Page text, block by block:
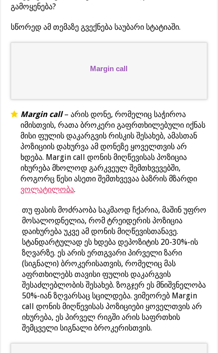
გამოყენება?
სწორედ ამ თემაზე გვექნება საუბარი სტატიაში.
Margin call
Margin call– არის დონე, რომელიც საჭიროა
იმისთვის, რათა ბროკერი გაფრთხილებული იქნას
მისი ფულის დაკარგვის რისკის შესახებ, ამასთან
პოზიციის დახურვა ამ დონეზე ყოველთვის არ
ხდება. Margin call დონის მიღწევისას პოზიცია
იხურება მხოლოდ გარკვეულ შემთხვევებში,
როგორც წესი ასეთი შემთხვევაა ბაზრის მზარდი
ვოლატილობა.
თუ ფასის მოძრაობა საკმაოდ ჩქარია, მაშინ უფრო
მოსალოდნელია, რომ ტრეიდერის პოზიცია
დაიხურება უკვე ამ დონის მიღწევისთანავე.
სტანდარტულად ეს ხდება დეპოზიტის 20-30%-ის
ზღვარზე. ეს არის ერთგვარი პირველი ზარი
(სიგნალი) ბროკერისათვის, რომელიც მას
აფრთხილებს თავისი ფულის დაკარგვის
შესაძლებლობის შესახებ. ზოგჯერ ეს მნიშვნელობა
50%-იან ზღვარსაც სცილდება. ვიმეორებ Margin
call დონის მიღწევისას პოზიციები ყოველთვის არ
იხურება, ეს პირველ რიგში არის საფრთხის
შემცველი სიგნალი ბროკერისთვის.